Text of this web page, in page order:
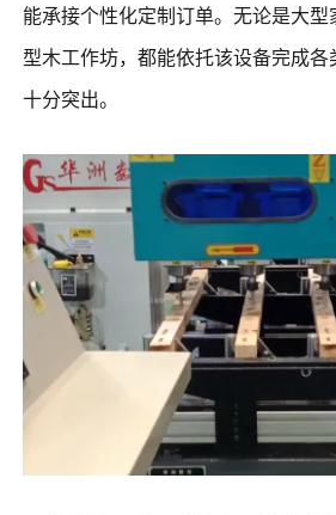
能承接个性化定制订单。无论是大
型木工作坊，都能依托该设备完成
十分突出。